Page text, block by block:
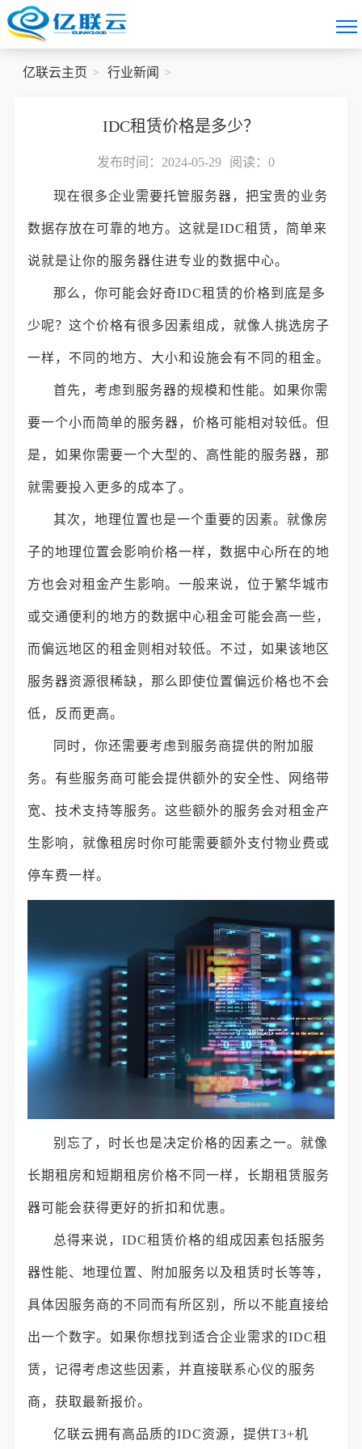
亿联云主页 行业新闻
IDC租赁价格是多少？
发布时间：2024-05-29 阅读： 0
现在很多企业需要托管服务器，把宝贵的业务
数据存放在可靠的地方。这就是IDC租赁，简单来
说就是让你的服务器住进专业的数据中心。
那么，你可能会好奇IDC租赁的价格到底是多
少呢？这个价格有很多因素组成，就像人挑选房子
一样，不同的地方、大小和设施会有不同的租金。
首先，考虑到服务器的规模和性能。如果你需
要一个小而简单的服务器，价格可能相对较低。但
是，如果你需要一个大型的、高性能的服务器，那
就需要投入更多的成本了。
其次，地理位置也是一个重要的因素。就像房
子的地理位置会影响价格一样，数据中心所在的地
方也会对租金产生影响。一般来说，位于繁华城市
或交通便利的地方的数据中心租金可能会高一些，
而偏远地区的租金则相对较低。不过，如果该地区
服务器资源很稀缺，那么即使位置偏远价格也不会
低，反而更高。
同时，你还需要考虑到服务商提供的附加服
务。有些服务商可能会提供额外的安全性、网络带
宽、技术支持等服务。这些额外的服务会对租金产
生影响，就像租房时你可能需要额外支付物业费或
停车费一样。
别忘了，时长也是决定价格的因素之一。就像
长期租房和短期租房价格不同一样，长期租赁服务
器可能会获得更好的折扣和优惠。
总得来说，IDC租赁价格的组成因素包括服务
器性能、地理位置、附加服务以及租赁时长等等，
具体因服务商的不同而有所区别，所以不能直接给
出一个数字。如果你想找到适合企业需求的IDC租
赁，记得考虑这些因素，并直接联系心仪的服务
商，获取最新报价。
亿联云拥有高品质的IDC资源，提供T3+机